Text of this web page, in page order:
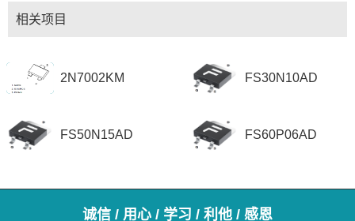
相关项目
2N7002KM FS30N10AD
FS50N15AD FS60P06AD
诚信 / 用心 / 学习 / 利他 / 感恩